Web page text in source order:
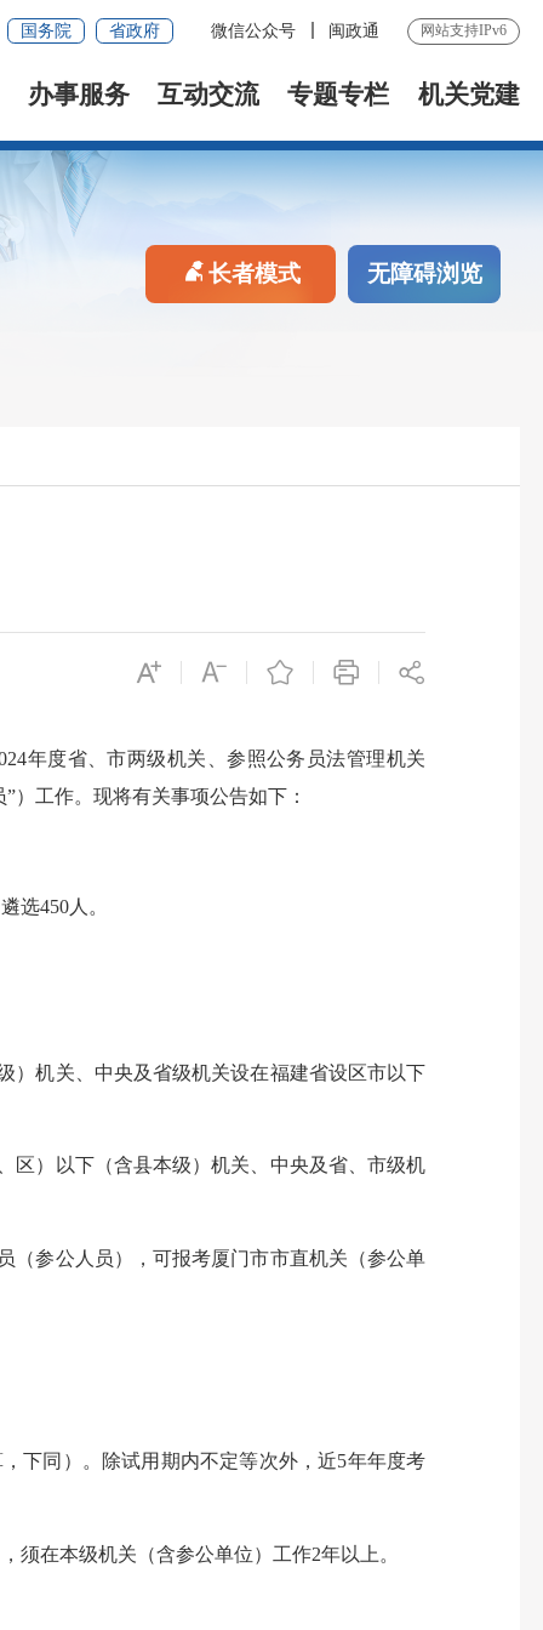
国务院 省政府 微信公众号 闽政通 网站支持IPv6
办事服务 互动交流 专题专栏 机关党建
长者模式 无障碍浏览
年度省、市两级机关、参照公务员法管理机关
）工作。现将有关事项公告如下：
选450人。
机关、中央及省级机关设在福建省设区市以下
）以下（含县本级）机关、中央及省、市级机
参公人员），可报考厦门市市直机关（参公单
同）。除试用期内不定等次外，近5年年度考
在本级机关（含参公单位）工作2年以上。